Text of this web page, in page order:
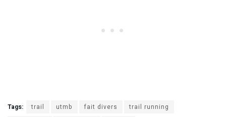
Tags: trail utmb fait divers
trail running